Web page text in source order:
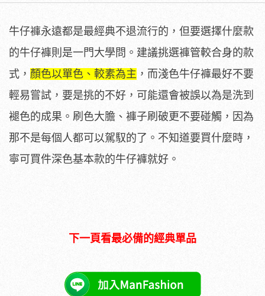
牛仔褲永遠都是最經典不退流行的，但要選擇什麼款
的牛仔褲則是一門大學問。建議挑選褲管較合身的款
式， 顏色以單色、較素為主 ，而淺色牛仔褲最好不要
輕易嘗試，要是挑的不好，可能還會被誤以為是洗到
褪色的成果。刷色大膽、褲子刷破更不要碰觸，因為
那不是每個人都可以駕馭的了。不知道要買什麼時，
寧可買件深色基本款的牛仔褲就好。
下一頁看最必備的經典單品